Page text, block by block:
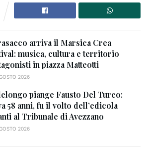
arriva il Marsica Crea
musica, cultura e territorio
in piazza Matteotti
2026
piange Fausto Del Turco:
58 anni, fu il volto dell’edicola
al Tribunale di Avezzano
2026